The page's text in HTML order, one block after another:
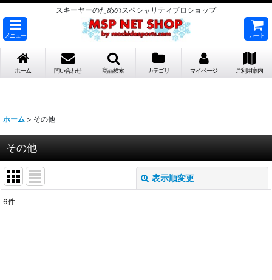
スキーヤーのためのスペシャリティプロショップ
メニュー カート
ホーム 問い合わせ 商品検索 カテゴリ マイページ ご利用案内
ホーム > その他
その他
表示順変更
6件